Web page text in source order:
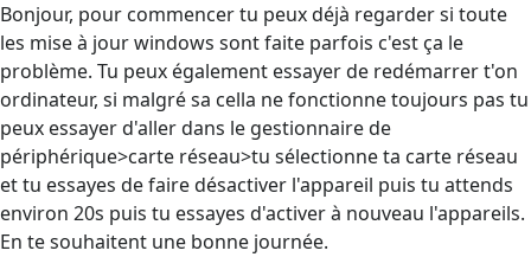
Bonjour, pour commencer tu peux déjà regarder si toute
les mise à jour windows sont faite parfois c'est ça le
problème. Tu peux également essayer de redémarrer t'on
ordinateur, si malgré sa cella ne fonctionne toujours pas tu
peux essayer d'aller dans le gestionnaire de
périphérique>carte réseau>tu sélectionne ta carte réseau
et tu essayes de faire désactiver l'appareil puis tu attends
environ 20s puis tu essayes d'activer à nouveau l'appareils.
En te souhaitent une bonne journée.